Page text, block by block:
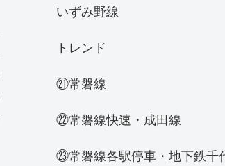
いずみ野線
トレンド
㉑常磐線
㉒常磐線快速・成田線
㉓常磐線各駅停車・地下鉄千